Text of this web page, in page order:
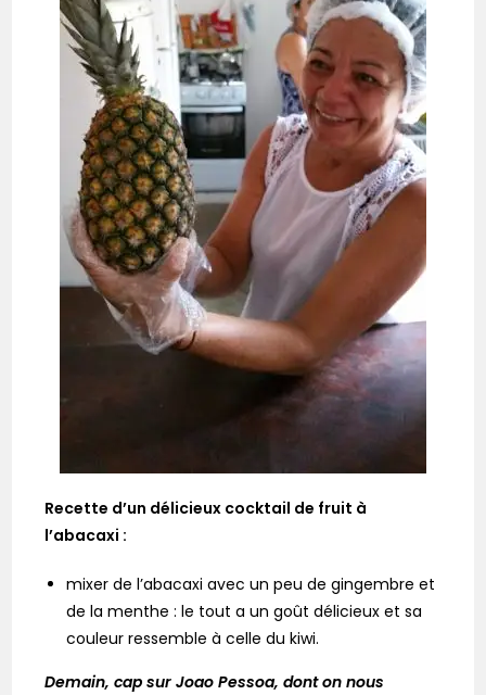
Recette d’un délicieux cocktail de fruit à
l’abacaxi :
mixer de l’abacaxi avec un peu de gingembre et
de la menthe : le tout a un goût délicieux et sa
couleur ressemble à celle du kiwi.
Demain, cap sur Joao Pessoa, dont on nous